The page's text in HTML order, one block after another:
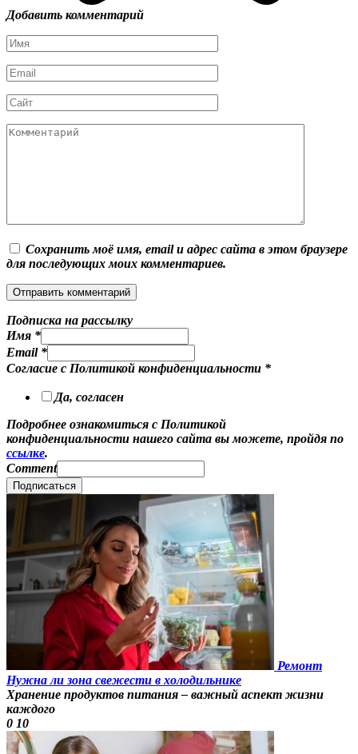
Добавить комментарий
Имя
*
Email
*
Сайт
Комментарий
Сохранить моё имя, email и адрес сайта в этом браузере
для последующих моих комментариев.
Подписка на рассылку
Имя *
Email *
Согласие с Политикой конфиденциальности *
Да, согласен
Подробнее ознакомиться с Политикой
конфиденциальности нашего сайта вы можете, пройдя по
ссылке.
Comment
Подписаться
Ремонт
Нужна ли зона свежести в холодильнике
Хранение продуктов питания – важный аспект жизни
каждого
0 10